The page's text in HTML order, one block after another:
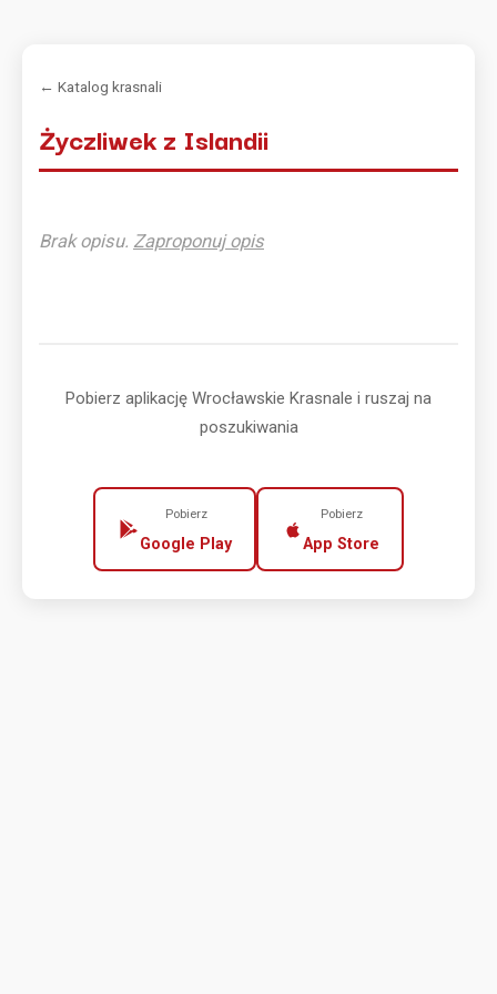
← Katalog krasnali
Życzliwek z Islandii
Brak opisu. Zaproponuj opis
Pobierz aplikację Wrocławskie Krasnale i ruszaj na
poszukiwania
Pobierz
Google Play
Pobierz
App Store